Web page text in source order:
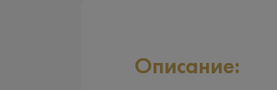
Описание: